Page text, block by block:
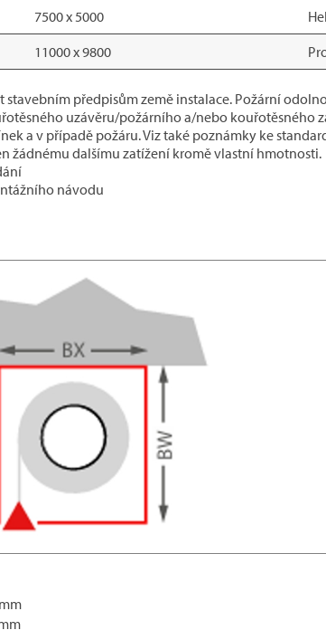
7500 x 5000
11000 x 9800
stavebním předpisům země instalace. Požární
uzávěru/požárního a/nebo kouřotěsného
a v případě požáru. Viz také poznámky ke
žádnému dalšímu zatížení kromě vlastní hmotnosti.
návodu